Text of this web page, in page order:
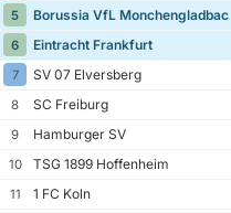
5
Borussia VfL Monchengladbach
6
Eintracht Frankfurt
7
SV 07 Elversberg
8
SC Freiburg
9
Hamburger SV
10
TSG 1899 Hoffenheim
11
1 FC Koln